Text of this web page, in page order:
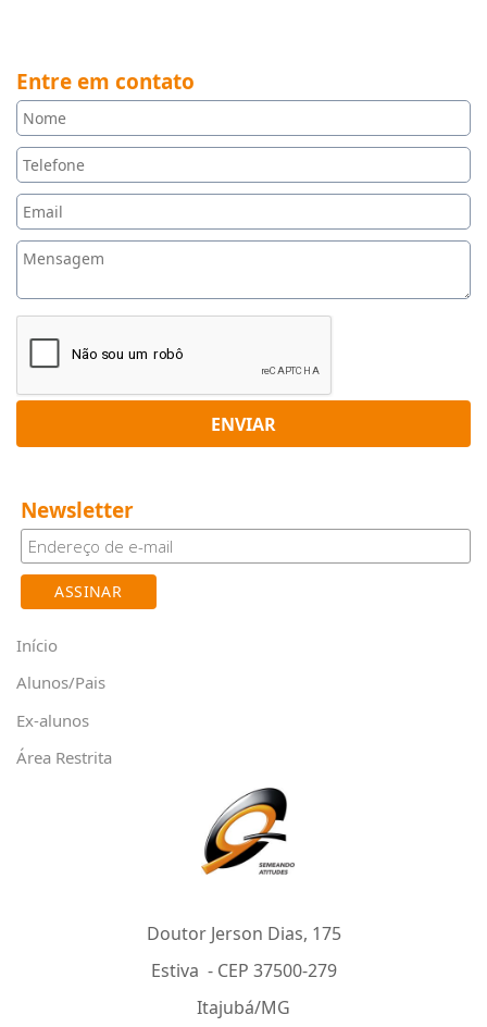
Entre em contato
ENVIAR
Newsletter
Início
Alunos/Pais
Ex-alunos
Área Restrita
Doutor Jerson Dias, 175
Estiva - CEP 37500-279
Itajubá/MG